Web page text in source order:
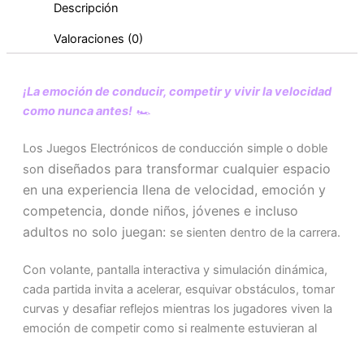
Descripción
Valoraciones (0)
¡La emoción de conducir, competir y vivir la velocidad
como nunca antes! 🏎️
Los Juegos Electrónicos de conducción simple o doble
son diseñados para transformar cualquier espacio
en una experiencia llena de velocidad, emoción y
competencia, donde niños, jóvenes e incluso
adultos no solo juegan: se sienten dentro de la carrera.
Con volante, pantalla interactiva y simulación dinámica,
cada partida invita a acelerar, esquivar obstáculos, tomar
curvas y desafiar reflejos mientras los jugadores viven la
emoción de competir como si realmente estuvieran al